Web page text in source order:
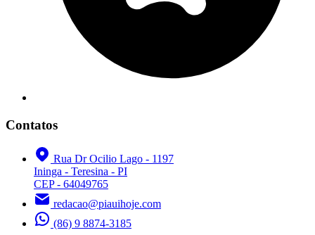
Contatos
Rua Dr Ocilio Lago - 1197
Ininga - Teresina - PI
CEP - 64049765
redacao@piauihoje.com
(86) 9 8874-3185